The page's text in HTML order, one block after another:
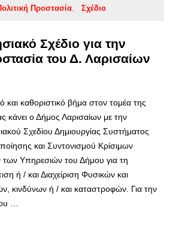
Προστασία Σχέδιο
Σχέδιο για την
του Δ. Λαρισαίων
και καθοριστικό βήμα στον τομέα της
κάνει ο Δήμος Λαρισαίων με την
Σχεδίου Δημιουργίας Συστήματος
και Συντονισμού Κρίσιμων
Υπηρεσιών του Δήμου για τη
ή / και Διαχείριση Φυσικών και
κινδύνων ή / και καταστροφών. Για την
…